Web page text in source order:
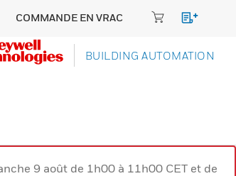
COMMANDE EN VRAC
BUILDING AUTOMATION
9 août de 1h00 à 11h00 CET et de